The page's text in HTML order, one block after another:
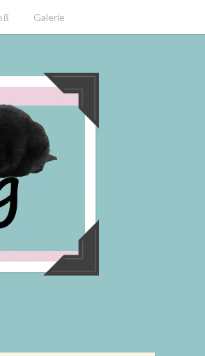
Galerie